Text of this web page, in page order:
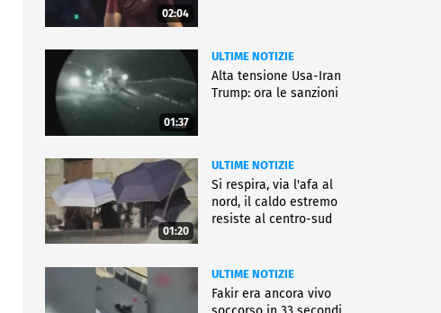
02:04
01:37
ULTIME NOTIZIE
Alta tensione Usa-Iran
Trump: ora le sanzioni
01:20
ULTIME NOTIZIE
Si respira, via l'afa al
nord, il caldo estremo
resiste al centro-sud
ULTIME NOTIZIE
Fakir era ancora vivo